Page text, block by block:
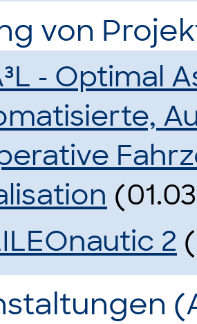
von
- Optimal
2